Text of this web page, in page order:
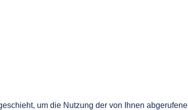
um die Nutzung der von Ihnen